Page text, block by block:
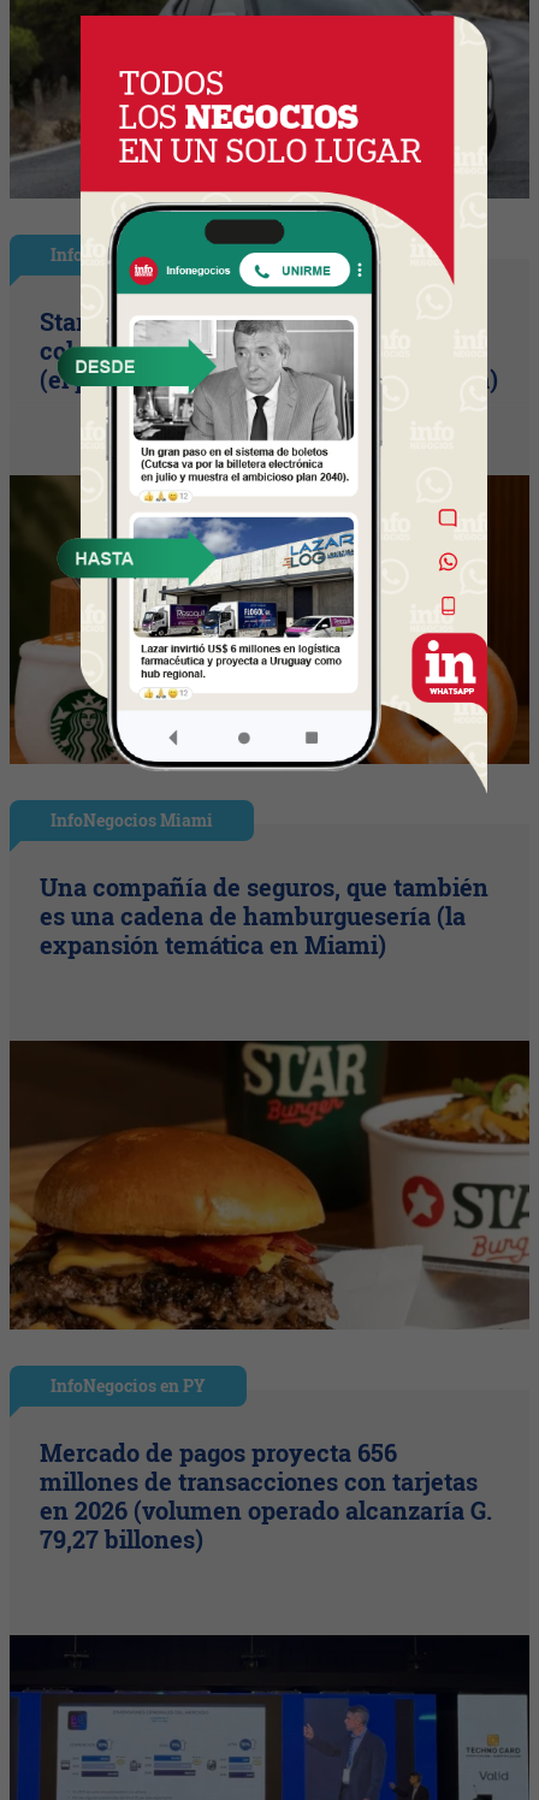
InfoNegocios Miami
Starbucks Japón y la cápsula
coleccionable que vale más que el café
(el producto se convierte en ecosistema)
InfoNegocios Miami
Una compañía de seguros, que también
es una cadena de hamburguesería (la
expansión temática en Miami)
InfoNegocios en PY
Mercado de pagos proyecta 656
millones de transacciones con tarjetas
en 2026 (volumen operado alcanzaría G.
79,27 billones)